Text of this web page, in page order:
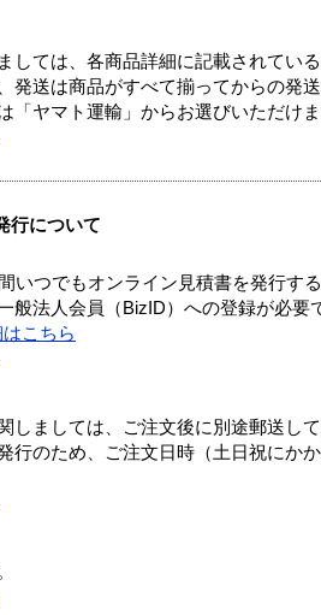
しては、各商品詳細に記載されてい
発送は商品がすべて揃ってからの発送
「ヤマト運輸」からお選びいただけ
行について
いつでもオンライン見積書を発行する
法人会員（BizID）への登録が必要
こちら
しましては、ご注文後に別途郵送して
行のため、ご注文日時（土日祝にか